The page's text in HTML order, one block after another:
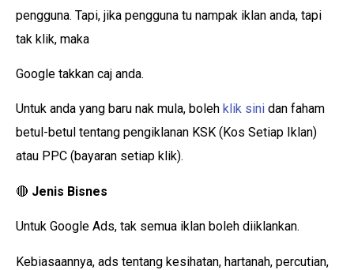
pengguna. Tapi, jika pengguna tu nampak iklan anda, tapi
tak klik, maka
Google takkan caj anda.
Untuk anda yang baru nak mula, boleh klik sini dan faham
betul-betul tentang pengiklanan KSK (Kos Setiap Iklan)
atau PPC (bayaran setiap klik).
🔴 Jenis Bisnes
Untuk Google Ads, tak semua iklan boleh diiklankan.
Kebiasaannya, ads tentang kesihatan, hartanah, percutian,